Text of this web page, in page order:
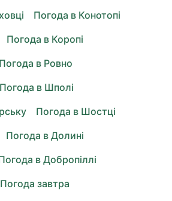
Погода в Конотопі
Погода в Коропі
Погода в Ровно
Погода в Шполі
Погода в Шостці
Погода в Долині
в Добропіллі
Погода завтра